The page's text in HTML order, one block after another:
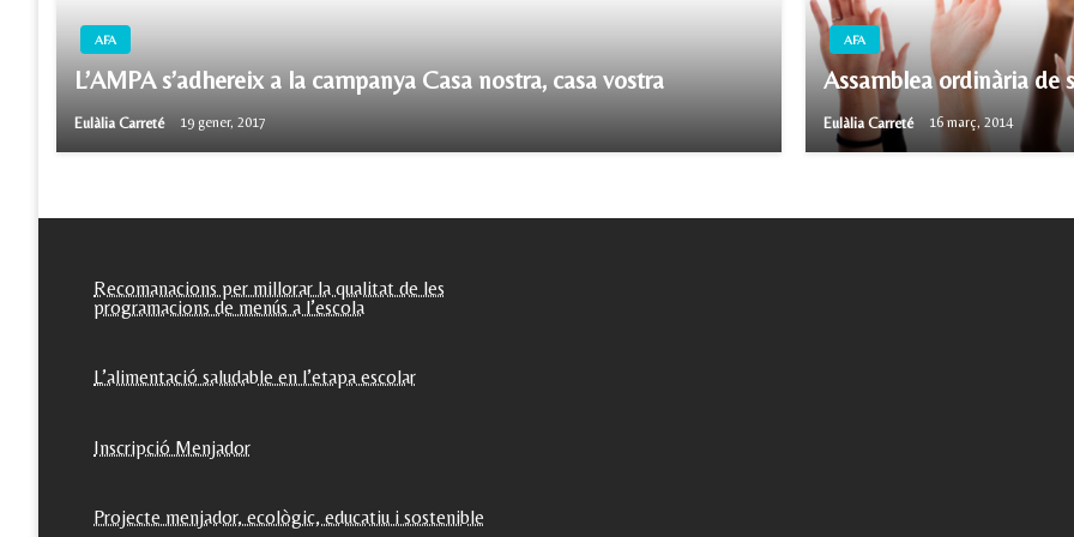
AFA
L’AMPA s’adhereix a la campanya Casa nostra, casa vostra
Eulàlia Carreté 19 gener, 2017
AFA
Assamblea ordinària de
Eulàlia Carreté 16 març, 2014
Recomanacions per millorar la qualitat de les
programacions de menús a l’escola
L’alimentació saludable en l’etapa escolar
Inscripció Menjador
Projecte menjador, ecològic, educatiu i sostenible